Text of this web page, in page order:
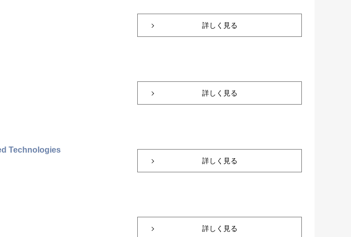
詳しく見る
詳しく見る
Technologies
詳しく見る
詳しく見る